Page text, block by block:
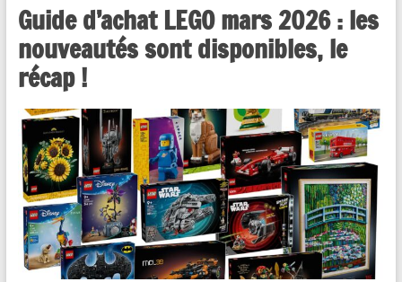
Guide d’achat LEGO mars 2026 : les
nouveautés sont disponibles, le
récap !